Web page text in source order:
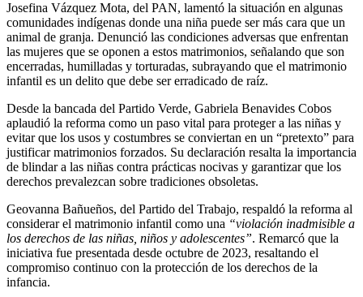
Josefina Vázquez Mota, del PAN, lamentó la situación en algunas
comunidades indígenas donde una niña puede ser más cara que un
animal de granja. Denunció las condiciones adversas que enfrentan
las mujeres que se oponen a estos matrimonios, señalando que son
encerradas, humilladas y torturadas, subrayando que el matrimonio
infantil es un delito que debe ser erradicado de raíz.
Desde la bancada del Partido Verde, Gabriela Benavides Cobos
aplaudió la reforma como un paso vital para proteger a las niñas y
evitar que los usos y costumbres se conviertan en un “pretexto” para
justificar matrimonios forzados. Su declaración resalta la importancia
de blindar a las niñas contra prácticas nocivas y garantizar que los
derechos prevalezcan sobre tradiciones obsoletas.
Geovanna Bañueños, del Partido del Trabajo, respaldó la reforma al
considerar el matrimonio infantil como una “violación inadmisible a
los derechos de las niñas, niños y adolescentes”. Remarcó que la
iniciativa fue presentada desde octubre de 2023, resaltando el
compromiso continuo con la protección de los derechos de la
infancia.